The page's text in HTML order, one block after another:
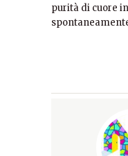
purità di cuore